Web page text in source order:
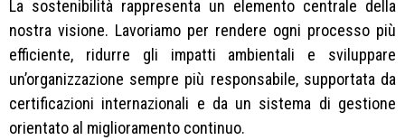
La sostenibilità rappresenta un elemento centrale della
nostra visione. Lavoriamo per rendere ogni processo più
efficiente, ridurre gli impatti ambientali e sviluppare
un’organizzazione sempre più responsabile, supportata da
certificazioni internazionali e da un sistema di gestione
orientato al miglioramento continuo.